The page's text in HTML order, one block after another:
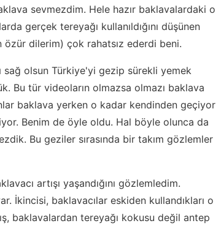
sevmezdim. Hele hazır baklavalardaki o
gerçek tereyağı kullanıldığını düşünen
özür dilerim) çok rahatsız ederdi beni.
sağ olsun Türkiye'yi gezip sürekli yemek
Bu tür videoların olmazsa olmazı baklava
baklava yerken o kadar kendinden geçiyor
Benim de öyle oldu. Hal böyle olunca da
Bu geziler sırasında bir takım gözlemler
artışı yaşandığını gözlemledim.
İkincisi, baklavacılar eskiden kullandıkları o
baklavalardan tereyağı kokusu değil antep